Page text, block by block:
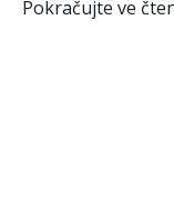
Pokračujte ve